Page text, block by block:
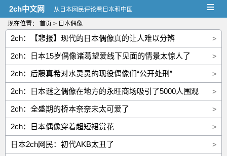
2ch中文网 从日本网民评论看日本和中国 ≡
现在位置： 首页 > 日本偶像
>
2ch：【悲报】现代的日本偶像真的让人难以分辨
>
2ch：日本15岁偶像诸葛望爱线下见面的情景太惊人了
>
2ch：后藤真希对水灵灵的现役偶像们“公开处刑”
>
2ch：日本谜之偶像在地方的永旺商场吸引了5000人围观
>
2ch：全盛期的桥本奈奈未太可爱了
>
2ch：日本偶像穿着超短裙赏花
>
日本2ch网民：初代AKB太丑了